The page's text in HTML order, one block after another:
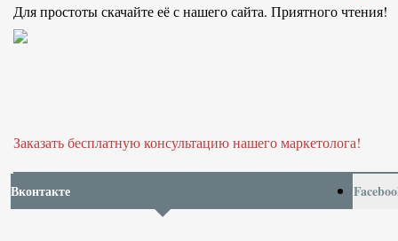
Для простоты скачайте её с нашего сайта. Приятного чтения!
Заказать бесплатную консультацию нашего маркетолога!
Вконтакте